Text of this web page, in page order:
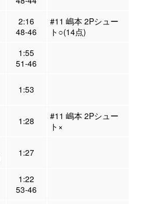
2:16
48-46
#11 嶋本 2Pシュー
ト○(14点)
1:55
51-46
1:53
1:28
#11 嶋本 2Pシュー
ト×
1:27
1:22
53-46